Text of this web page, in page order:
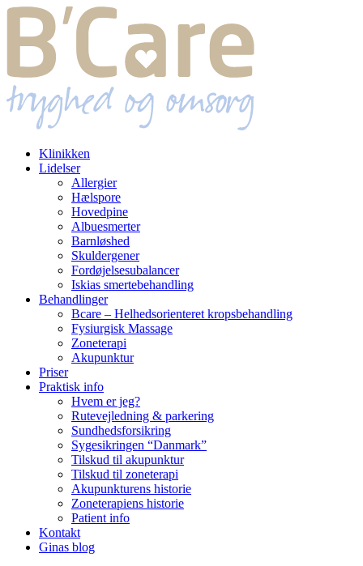
Klinikken
Lidelser
Allergier
Hælspore
Hovedpine
Albuesmerter
Barnløshed
Skuldergener
Fordøjelsesubalancer
Iskias smertebehandling
Behandlinger
Bcare – Helhedsorienteret kropsbehandling
Fysiurgisk Massage
Zoneterapi
Akupunktur
Priser
Praktisk info
Hvem er jeg?
Rutevejledning & parkering
Sundhedsforsikring
Sygesikringen “Danmark”
Tilskud til akupunktur
Tilskud til zoneterapi
Akupunkturens historie
Zoneterapiens historie
Patient info
Kontakt
Ginas blog